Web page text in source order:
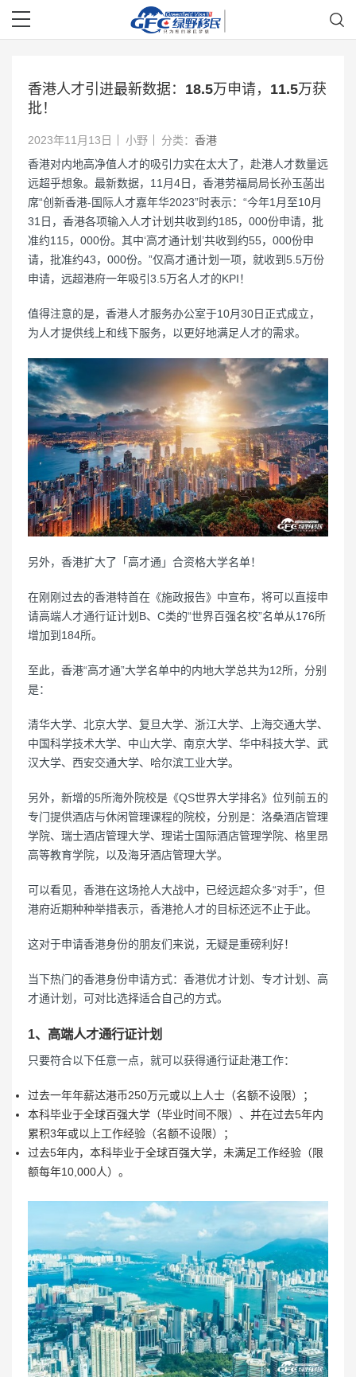
香港人才引进最新数据：18.5万申请，11.5万获
批！
2023年11月13日 小野 分类： 香港
香港对内地高净值人才的吸引力实在太大了，赴港人才数量远
远超乎想象。最新数据，11月4日，香港劳福局局长孙玉菡出
席“创新香港-国际人才嘉年华2023”时表示：“今年1月至10月
31日，香港各项输入人才计划共收到约185，000份申请，批
准约115，000份。其中‘高才通计划’共收到约55，000份申
请，批准约43，000份。”仅高才通计划一项，就收到5.5万份
申请，远超港府一年吸引3.5万名人才的KPI！
值得注意的是，香港人才服务办公室于10月30日正式成立，
为人才提供线上和线下服务，以更好地满足人才的需求。
另外，香港扩大了「高才通」合资格大学名单！
在刚刚过去的香港特首在《施政报告》中宣布，将可以直接申
请高端人才通行证计划B、C类的“世界百强名校”名单从176所
增加到184所。
至此，香港“高才通”大学名单中的内地大学总共为12所，分别
是：
清华大学、北京大学、复旦大学、浙江大学、上海交通大学、
中国科学技术大学、中山大学、南京大学、华中科技大学、武
汉大学、西安交通大学、哈尔滨工业大学。
另外，新增的5所海外院校是《QS世界大学排名》位列前五的
专门提供酒店与休闲管理课程的院校，分别是：洛桑酒店管理
学院、瑞士酒店管理大学、理诺士国际酒店管理学院、格里昂
高等教育学院，以及海牙酒店管理大学。
可以看见，香港在这场抢人大战中，已经远超众多“对手”，但
港府近期种种举措表示，香港抢人才的目标还远不止于此。
这对于申请香港身份的朋友们来说，无疑是重磅利好！
当下热门的香港身份申请方式：香港优才计划、专才计划、高
才通计划，可对比选择适合自己的方式。
1、高端人才通行证计划
只要符合以下任意一点，就可以获得通行证赴港工作：
过去一年年薪达港币250万元或以上人士（名额不设限）；
本科毕业于全球百强大学（毕业时间不限）、并在过去5年内
累积3年或以上工作经验（名额不设限）；
过去5年内，本科毕业于全球百强大学，未满足工作经验（限
额每年10,000人）。